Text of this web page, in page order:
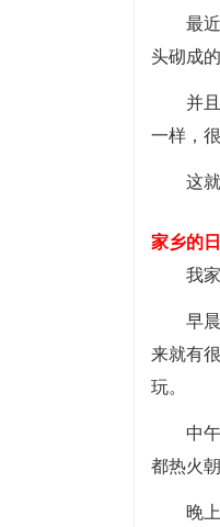
最
头砌成
并
一样，很
这
家乡的
我
早
来就有
玩。
中
都热火
晚